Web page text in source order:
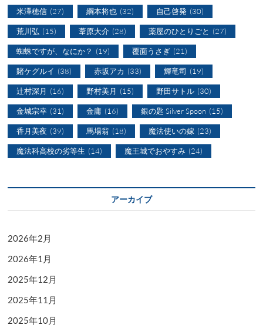
米澤穂信 (27) 綱本将也 (32) 自己啓発 (30)
荒川弘 (15) 葦原大介 (28) 薬屋のひとりごと (27)
蜘蛛ですが、なにか？ (19) 覆面うさぎ (21)
賭ケグルイ (38) 赤坂アカ (33) 輝竜司 (19)
辻村深月 (16) 野村美月 (15) 野田サトル (30)
金城宗幸 (31) 金庸 (16) 銀の匙 Silver Spoon (15)
香月美夜 (39) 馬場翁 (18) 魔法使いの嫁 (23)
魔法科高校の劣等生 (14) 魔王城でおやすみ (24)
アーカイブ
2026年2月
2026年1月
2025年12月
2025年11月
2025年10月